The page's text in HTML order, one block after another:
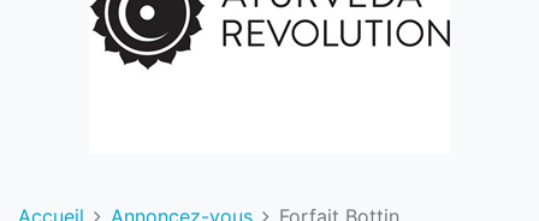
Accueil Annoncez-vous Forfait Bottin